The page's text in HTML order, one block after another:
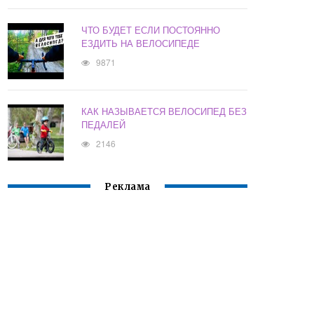
ЧТО БУДЕТ ЕСЛИ ПОСТОЯННО
ЕЗДИТЬ НА ВЕЛОСИПЕДЕ
9871
КАК НАЗЫВАЕТСЯ ВЕЛОСИПЕД БЕЗ
ПЕДАЛЕЙ
2146
Реклама